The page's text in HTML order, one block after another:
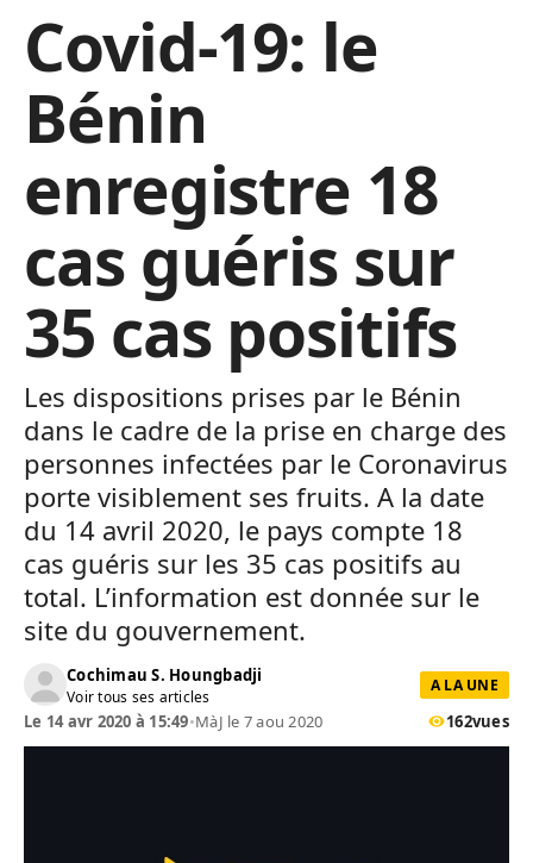
Covid-19: le
Bénin
enregistre 18
cas guéris sur
35 cas positifs
Les dispositions prises par le Bénin
dans le cadre de la prise en charge des
personnes infectées par le Coronavirus
porte visiblement ses fruits. A la date
du 14 avril 2020, le pays compte 18
cas guéris sur les 35 cas positifs au
total. L’information est donnée sur le
site du gouvernement.
Cochimau S. Houngbadji
Voir tous ses articles
A LA UNE
Le 14 avr 2020 à 15:49•MàJ le 7 aou 2020 162vues